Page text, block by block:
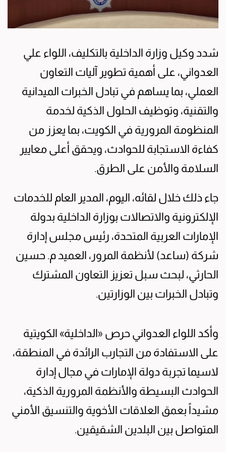
شدد وكيل وزارة الداخلية بالتكليف، اللواء علي
العدواني، على أهمية تطوير آليات التعاون
العملي، بما يساهم في تبادل الخبرات الميدانية
والتقنية، وتوظيف الحلول الذكية لخدمة
المنظومة المرورية في الكويت، بما يعزز من
كفاءة الاستجابة للحوادث، ويحقق أعلى معايير
السلامة والأمن على الطرق.
جاء ذلك خلال لقائه، اليوم، المدير العام للخدمات
الإلكترونية والاتصالات بوزارة الداخلية بدولة
الإمارات العربية المتحدة، رئيس مجلس إدارة
شركة (ساعد) لأنظمة المرور، العميد م. حسين
الحارثي، لبحث سبل تعزيز التعاون المشترك
وتبادل الخبرات بين الوزارتين.
وأكد اللواء العدواني حرص «الداخلية» الكويتية
على الاستفادة من التجارب الرائدة في المنطقة،
لاسيما تجربة دولة الإمارات في مجال إدارة
الحوادث البسيطة والأنظمة المرورية الذكية،
مشيداً بعمق العلاقات الأخوية والتنسيق الأمني
المتواصل بين البلدين الشقيقين.